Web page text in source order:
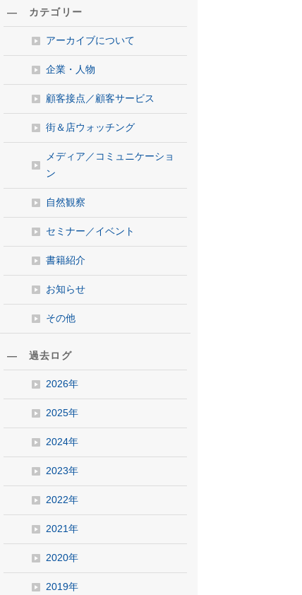
― カテゴリー
アーカイブについて
企業・人物
顧客接点／顧客サービス
街＆店ウォッチング
メディア／コミュニケーショ
ン
自然観察
セミナー／イベント
書籍紹介
お知らせ
その他
― 過去ログ
2026年
2025年
2024年
2023年
2022年
2021年
2020年
2019年